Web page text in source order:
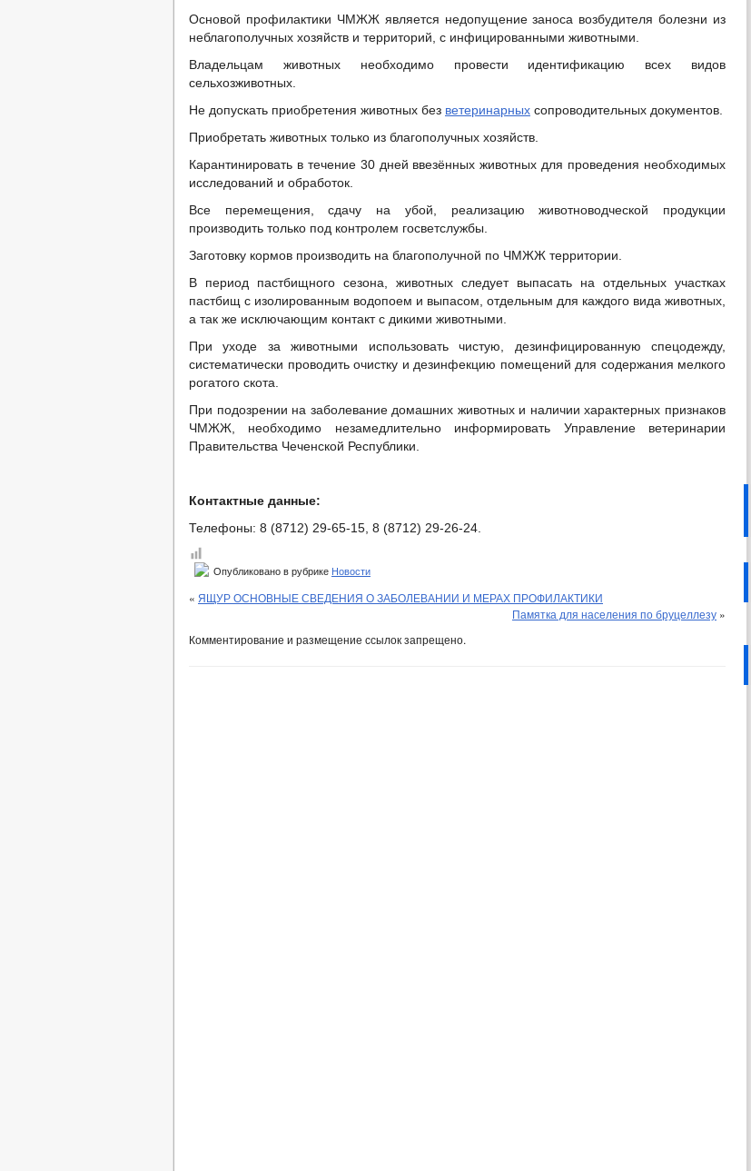
Основой профилактики ЧМЖЖ является недопущение заноса возбудителя болезни из
неблагополучных хозяйств и территорий, с инфицированными животными.
Владельцам животных необходимо провести идентификацию всех видов
сельхозживотных.
Не допускать приобретения животных без ветеринарных сопроводительных документов.
Приобретать животных только из благополучных хозяйств.
Карантинировать в течение 30 дней ввезённых животных для проведения необходимых
исследований и обработок.
Все перемещения, сдачу на убой, реализацию животноводческой продукции
производить только под контролем госветслужбы.
Заготовку кормов производить на благополучной по ЧМЖЖ территории.
В период пастбищного сезона, животных следует выпасать на отдельных участках
пастбищ с изолированным водопоем и выпасом, отдельным для каждого вида животных,
а так же исключающим контакт с дикими животными.
При уходе за животными использовать чистую, дезинфицированную спецодежду,
систематически проводить очистку и дезинфекцию помещений для содержания мелкого
рогатого скота.
При подозрении на заболевание домашних животных и наличии характерных признаков
ЧМЖЖ, необходимо незамедлительно информировать Управление ветеринарии
Правительства Чеченской Республики.
Контактные данные:
Телефоны: 8 (8712) 29-65-15, 8 (8712) 29-26-24.
Опубликовано в рубрике Новости
« ЯЩУР ОСНОВНЫЕ СВЕДЕНИЯ О ЗАБОЛЕВАНИИ И МЕРАХ ПРОФИЛАКТИКИ
Памятка для населения по бруцеллезу »
Комментирование и размещение ссылок запрещено.